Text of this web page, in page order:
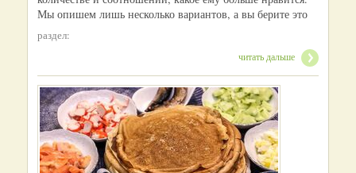
Мы опишем лишь несколько вариантов, а вы берите это
раздел:
читать дальше